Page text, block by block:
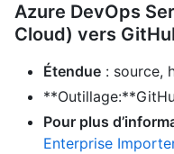
Azure DevOps
Cloud) vers
Étendue : source,
Pour plus
Enterprise